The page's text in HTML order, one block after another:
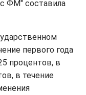
ФМ" составила
первого года
процентов, в
в течение